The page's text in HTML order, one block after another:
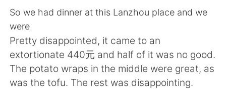
English 简体中文
繁體中文 Español
So we had dinner at this Lanzhou place and we
were
Pretty disappointed, it came to an
extortionate 440元 and half of it was no good.
The potato wraps in the middle were great, as
was the tofu. The rest was disappointing.